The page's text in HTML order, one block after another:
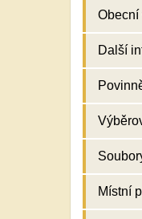
Obecní
Další
Místní